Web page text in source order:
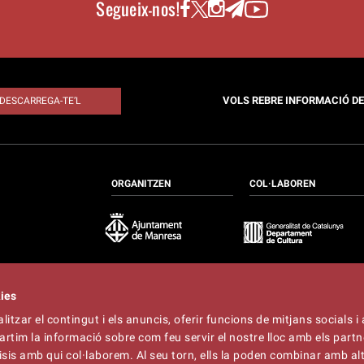
el contingut i els anuncis, oferir funcions de mitjans socials i
la informació sobre com feu servir el nostre lloc amb els
amb qui col·laborem. Al seu torn, ells la poden combinar amb
Segueix-nos!
DESCARREGA-TE’L VOLS REBRE INFORMACIÓ
ORGANITZEN COL·LABOREN